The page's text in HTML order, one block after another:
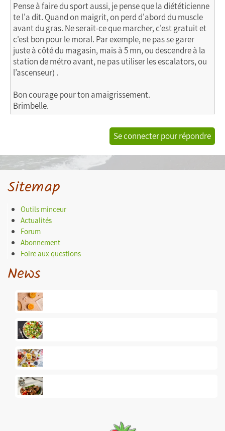
Pense à faire du sport aussi, je pense que la diététicienne
te l'a dit. Quand on maigrit, on perd d'abord du muscle
avant du gras. Ne serait-ce que marcher, c'est gratuit et
c'est bon pour le moral. Par exemple, ne pas se garer
juste à côté du magasin, mais à 5 mn, ou descendre à la
station de métro avant, ne pas utiliser les escalators, ou
l’ascenseur) .
Bon courage pour ton amaigrissement.
Brimbelle.
Se connecter pour répondre
Sitemap
Outils minceur
Actualités
Forum
Abonnement
Foire aux questions
News